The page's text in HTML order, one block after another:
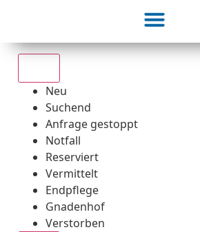
Neu
Suchend
Anfrage gestoppt
Notfall
Reserviert
Vermittelt
Endpflege
Gnadenhof
Verstorben